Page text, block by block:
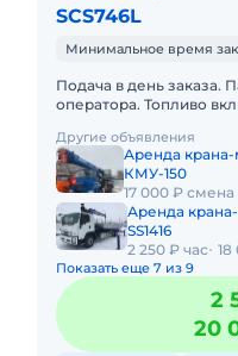
SCS746L
Минимальное время
Подача в день заказа.
оператора. Топливо
с малой наработ
Другие объявления
Аренда
КМУ-150
17 000 ₽ смена
Аренда
SS1416
2 250 ₽ час
Показать еще 7 из 9
2
20